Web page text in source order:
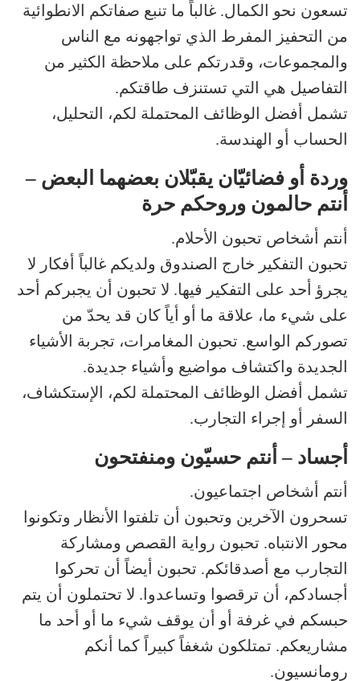
تسعون نحو الكمال. غالباً ما تنبع صفاتكم الانطوائية
من التحفيز المفرط الذي تواجهونه مع الناس
والمجموعات، وقدرتكم على ملاحظة الكثير من
التفاصيل هي التي تستنزف طاقتكم.
تشمل أفضل الوظائف المحتملة لكم، التحليل،
الحساب أو الهندسة.
وردة أو فضائيّان يقبّلان بعضهما البعض –
أنتم حالمون وروحكم حرة
أنتم أشخاص تحبون الأحلام.
تحبون التفكير خارج الصندوق ولديكم غالباً أفكار لا
يجرؤ أحد على التفكير فيها. لا تحبون أن يجبركم أحد
على شيء ما، علاقة ما أو أياً كان قد يحدّ من
تصوركم الواسع. تحبون المغامرات، تجربة الأشياء
الجديدة واكتشاف مواضيع وأشياء جديدة.
تشمل أفضل الوظائف المحتملة لكم، الإستكشاف،
السفر أو إجراء التجارب.
أجساد – أنتم حسيّون ومنفتحون
أنتم أشخاص اجتماعيون.
تسحرون الآخرين وتحبون أن تلفتوا الأنظار وتكونوا
محور الانتباه. تحبون رواية القصص ومشاركة
التجارب مع أصدقائكم. تحبون أيضاً أن تحركوا
أجسادكم، أن ترقصوا وتساعدوا. لا تحتملون أن يتم
حبسكم في غرفة أو أن يوقف شيء ما أو أحد ما
مشاريعكم. تمتلكون شغفاً كبيراً كما أنكم
رومانسيون.